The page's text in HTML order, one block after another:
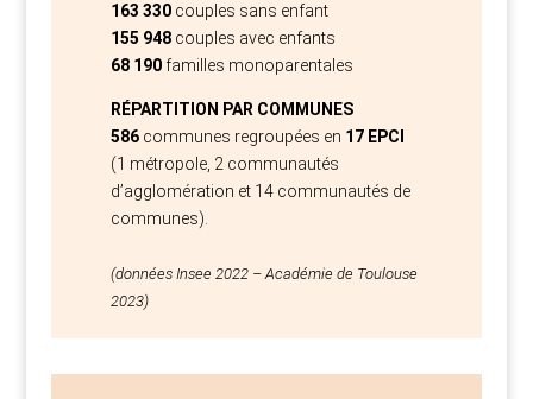
163 330couples sans enfant
155 948couples avec enfants
68 190familles monoparentales
RÉPARTITION PAR COMMUNES
586communes regroupées en 17 EPCI
(1 métropole, 2 communautés
d’agglomération et 14 communautés de
communes).
(données Insee 2022 – Académie de Toulouse
2023)